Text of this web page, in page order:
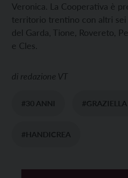
Veronica. La Cooperativa è
territorio trentino con altri sei
del Garda, Tione, Rovereto,
e Cles.
di redazione VT
#30 ANNI #GRAZIELLA
#HANDICREA